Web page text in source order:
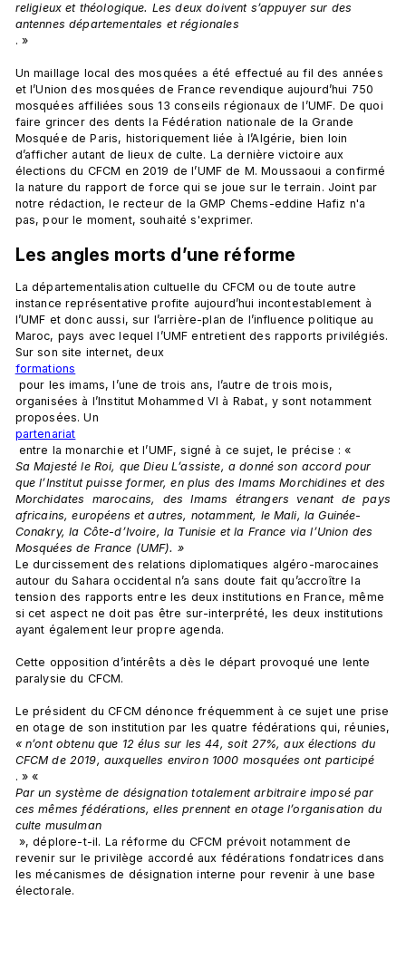
religieux et théologique. Les deux doivent s’appuyer sur des
antennes départementales et régionales
. »
Un maillage local des mosquées a été effectué au fil des années
et l’Union des mosquées de France revendique aujourd’hui 750
mosquées affiliées sous 13 conseils régionaux de l’UMF. De quoi
faire grincer des dents la Fédération nationale de la Grande
Mosquée de Paris, historiquement liée à l’Algérie, bien loin
d’afficher autant de lieux de culte. La dernière victoire aux
élections du CFCM en 2019 de l’UMF de M. Moussaoui a confirmé
la nature du rapport de force qui se joue sur le terrain. Joint par
notre rédaction, le recteur de la GMP Chems-eddine Hafiz n'a
Les angles morts d’une réforme
La départementalisation cultuelle du CFCM ou de toute autre
instance représentative profite aujourd’hui incontestablement à
l’UMF et donc aussi, sur l’arrière-plan de l’influence politique au
Maroc, pays avec lequel l’UMF entretient des rapports privilégiés.
Sur son site internet, deux
formations
organisées à l’Institut Mohammed VI à Rabat, y sont notamment
proposées. Un
partenariat
entre la monarchie et l’UMF, signé à ce sujet, le précise : «
Sa Majesté le Roi, que Dieu L’assiste, a donné son accord pour
que l’Institut puisse former, en plus des Imams Morchidines et des
Morchidates  marocains,  des  Imams  étrangers  venant  de  pays
africains, européens et autres, notamment, le Mali, la Guinée-
Conakry, la Côte-d’Ivoire, la Tunisie et la France via l’Union des
Mosquées de France (UMF). »
Le durcissement des relations diplomatiques algéro-marocaines
autour du Sahara occidental n’a sans doute fait qu’accroître la
tension des rapports entre les deux institutions en France, même
si cet aspect ne doit pas être sur-interprété, les deux institutions
ayant également leur propre agenda.
Cette opposition d’intérêts a dès le départ provoqué une lente
paralysie du CFCM.
Le président du CFCM dénonce fréquemment à ce sujet une prise
« n’ont obtenu que 12 élus sur les 44, soit 27%, aux élections du
CFCM de 2019, auxquelles environ 1000 mosquées ont participé
. » «
Par un système de désignation totalement arbitraire imposé par
ces mêmes fédérations, elles prennent en otage l’organisation du
culte musulman
revenir sur le privilège accordé aux fédérations fondatrices dans
les mécanismes de désignation interne pour revenir à une base
électorale.